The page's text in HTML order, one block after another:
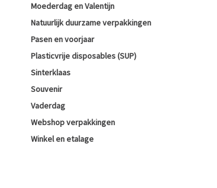
Moederdag en Valentijn
Natuurlijk duurzame verpakkingen
Pasen en voorjaar
Plasticvrije disposables (SUP)
Sinterklaas
Souvenir
Vaderdag
Webshop verpakkingen
Winkel en etalage